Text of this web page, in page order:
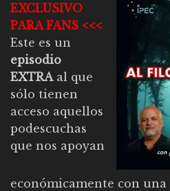
EXCLUSIVO
PARA FANS <<<
Este es un
episodio
EXTRAal que
sólo tienen
acceso aquellos
podescuchas
que nos apoyan
económicamente con una